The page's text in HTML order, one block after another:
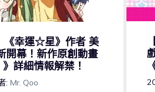
《幸運☆星》作者 美
開幕！新作原創動畫
》詳細情報解禁！
: Mr. Qoo